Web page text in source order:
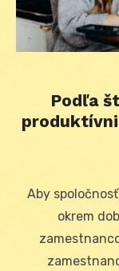
Podľa
Aby
okrem